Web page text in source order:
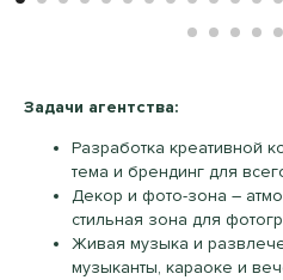
Задачи агентства:
Разработка креативной
тема и брендинг для
Декор и фото-зона –
стильная зона для
Живая музыка и
музыканты, караоке и